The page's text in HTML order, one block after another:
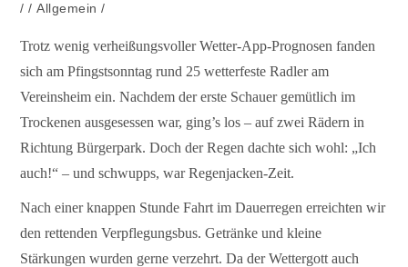
//Allgemein /
Trotz wenig verheißungsvoller Wetter-App-Prognosen fanden
sich am Pfingstsonntag rund 25 wetterfeste Radler am
Vereinsheim ein. Nachdem der erste Schauer gemütlich im
Trockenen ausgesessen war, ging’s los – auf zwei Rädern in
Richtung Bürgerpark. Doch der Regen dachte sich wohl: „Ich
auch!“ – und schwupps, war Regenjacken-Zeit.
Nach einer knappen Stunde Fahrt im Dauerregen erreichten wir
den rettenden Verpflegungsbus. Getränke und kleine
Stärkungen wurden gerne verzehrt. Da der Wettergott auch